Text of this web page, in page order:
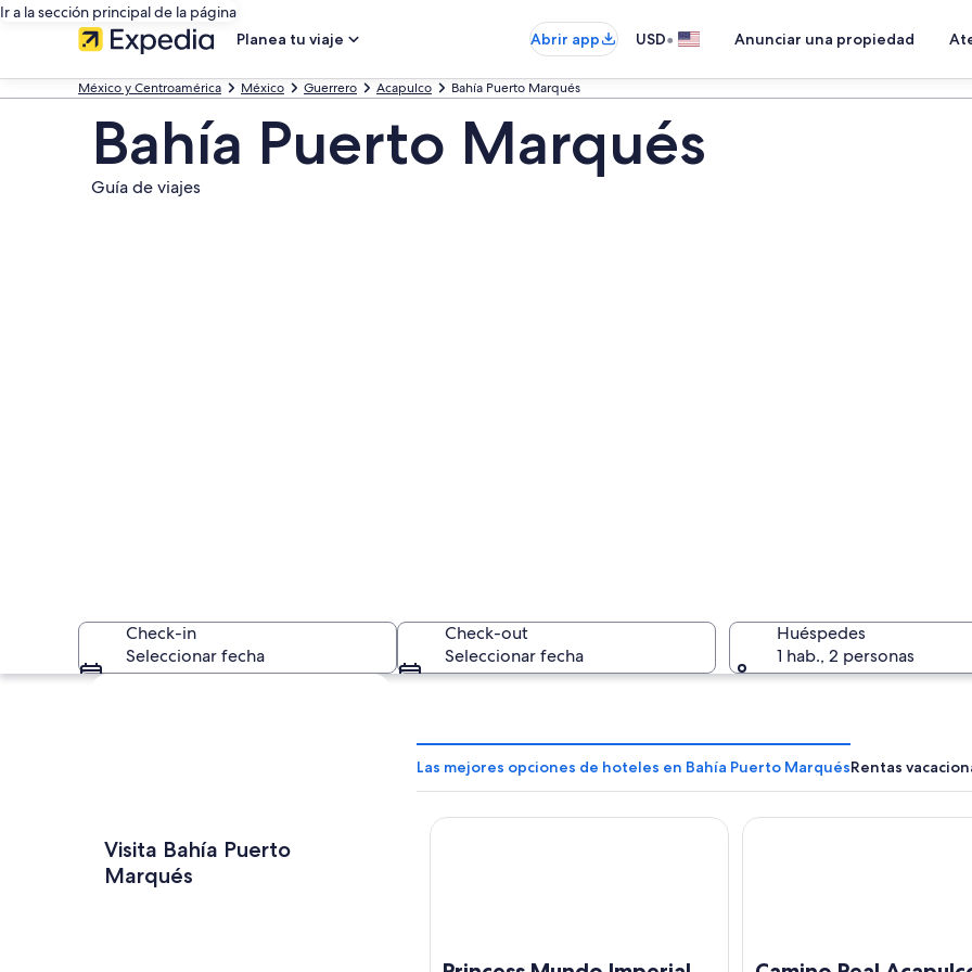
Ir a la sección principal de la página
Planea tu viaje
Abrir app USD• Anunciar una propiedad
México y Centroamérica México Guerrero Acapulco Bahía Puerto Marqués
Bahía Puerto Marqués
Guía de viajes
Un paisaje costero con una bahía rodeada de colinas, edificios y densos bosques.
Check-in
Seleccionar fecha
Check-out
Seleccionar fecha
Huéspedes
1 hab., 2 personas
Explorar mapa
Visita Bahía Puerto
Marqués
Las mejores opciones de hoteles en Bahía Puerto MarquésRentas
Princess Mundo Imperial Camino Real Acapulco